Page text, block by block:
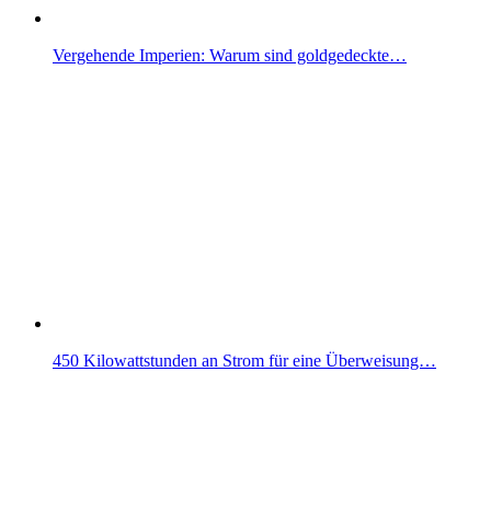
Vergehende Imperien: Warum sind goldgedeckte…
450 Kilowattstunden an Strom für eine Überweisung…